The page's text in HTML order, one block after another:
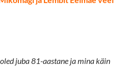
juba 81-aastane ja mina käin